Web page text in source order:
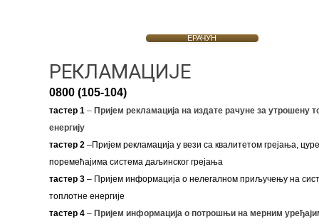
ЕРАЧУН
РЕКЛАМАЦИЈЕ
0800 (105-104)
тастер 1–Пријем рекламација на издате рачуне за утрошену
енергију
тастер 2–Пријем рекламација у вези са квалитетом грејања,
поремећајима система даљинског грејања
тастер 3– Пријем информација о нелегалном приључењу на
топлотне енергије
тастер 4 – Пријем информација о потрошњи на мерним